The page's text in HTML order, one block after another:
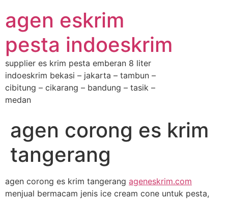
agen eskrim
pesta indoeskrim
supplier es krim pesta emberan 8 liter
indoeskrim bekasi – jakarta – tambun –
cibitung – cikarang – bandung – tasik –
medan
agen corong es krim
tangerang
agen corong es krim tangerang ageneskrim.com
menjual bermacam jenis ice cream cone untuk pesta,